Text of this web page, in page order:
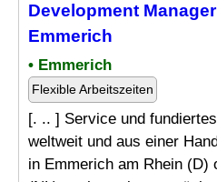
Development Manager
Emmerich
• Emmerich
Flexible Arbeitszeiten
[. .. ] Service und
weltweit und aus einer
in Emmerich am Rhein (D)